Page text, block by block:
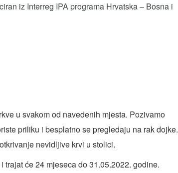
iz Interreg IPA programa Hrvatska – Bosna i
u svakom od navedenih mjesta. Pozivamo
priliku i besplatno se pregledaju na rak dojke.
nevidljive krvi u stolici.
trajat će 24 mjeseca do 31.05.2022. godine.